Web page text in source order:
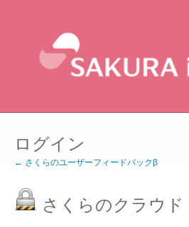
ログイン
← さくらのユーザーフィードバックβ
さくらのクラウド